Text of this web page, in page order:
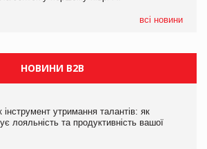
всі новини
НОВИНИ B2B
інструмент утримання талантів: як
лояльність та продуктивність вашої